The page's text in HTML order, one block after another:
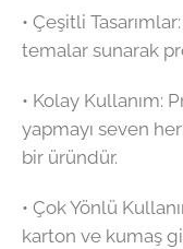
•⁠ ⁠Çeşitli
temalar sunarak
•⁠ ⁠Kolay Kullanım:
yapmayı seven
bir üründür.
•⁠ ⁠Çok Yönlü
karton ve kumaş